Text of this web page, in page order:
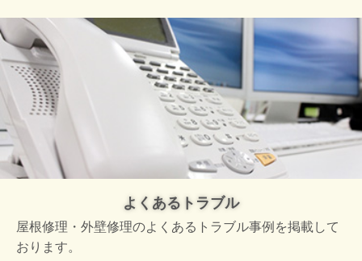
よくあるトラブル
屋根修理・外壁修理のよくあるトラブル事例を掲載して
おります。